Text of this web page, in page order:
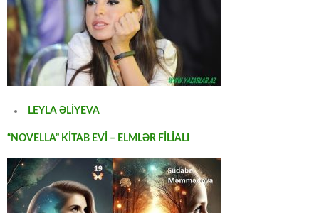
LEYLA ƏLİYEVA
“NOVELLA” KİTAB EVİ – ELMLƏR FİLİALI